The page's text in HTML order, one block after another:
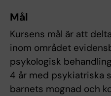
Mål
Kursens mål är att
inom området
psykologisk
4 år med psykiatriska
barnets mognad och